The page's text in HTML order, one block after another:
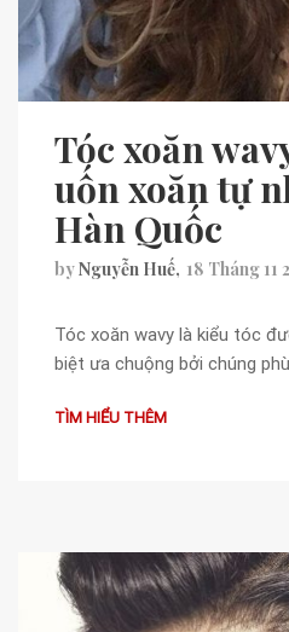
Tóc xoăn
uốn xoăn tự
Hàn Quốc
byNguyễn Huế 18 Tháng 11
Tóc xoăn wavy là kiểu tóc
biệt ưa chuộng bởi chúng
TÌM HIỂU THÊM